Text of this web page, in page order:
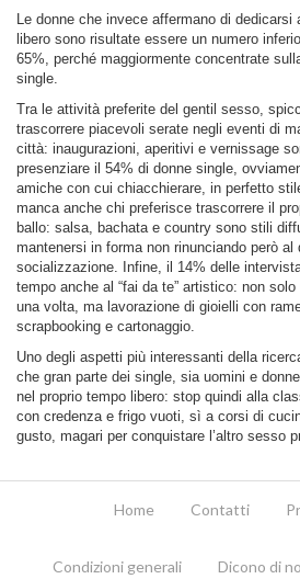
Le donne che invece affermano di
libero sono risultate essere un numero
65%, perché maggiormente concentrate
single.
Tra le attività preferite del gentil sesso,
trascorrere piacevoli serate negli eventi di
città: inaugurazioni, aperitivi e vernissage
presenziare il 54% di donne single,
amiche con cui chiacchierare, in perfetto
manca anche chi preferisce trascorrere il
ballo: salsa, bachata e country sono stili
mantenersi in forma non rinunciando però al
socializzazione. Infine, il 14% delle
tempo anche al “fai da te” artistico: non
una volta, ma lavorazione di gioielli con
scrapbooking e cartonaggio.
Uno degli aspetti più interessanti della
che gran parte dei single, sia uomini e
nel proprio tempo libero: stop quindi alla
con credenza e frigo vuoti, sì a corsi di
gusto, magari per conquistare l’altro sesso
Home Contatti
Condizioni generali Dicono di